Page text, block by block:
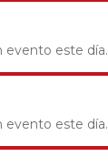
evento este día.
evento este día.